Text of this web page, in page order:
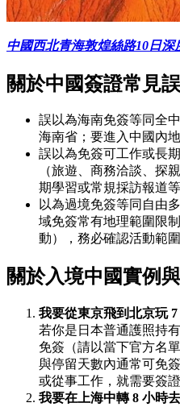
中國西北青海敦煌絲路10日深
關於中國簽證常見
誤以為海南免簽等同全
海南省；要進入中國內
誤以為免簽可工作或長
（旅遊、商務洽談、探
期學習或常規採訪報道
以為過境免簽等同自由
域免簽常有地理範圍限
動），務必確認活動範圍
關於入境中國實例
我要從東京飛到北京玩
若你是日本普通護照持
免簽（請以當下官方名
與停留天數內通常可免
或從事工作，就需要簽證
我要在上海中轉 8 小時